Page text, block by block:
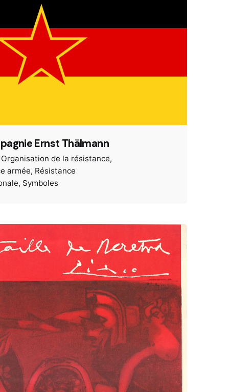
Ernst Thälmann
Organisation de la résistance
armée Résistance
Symboles